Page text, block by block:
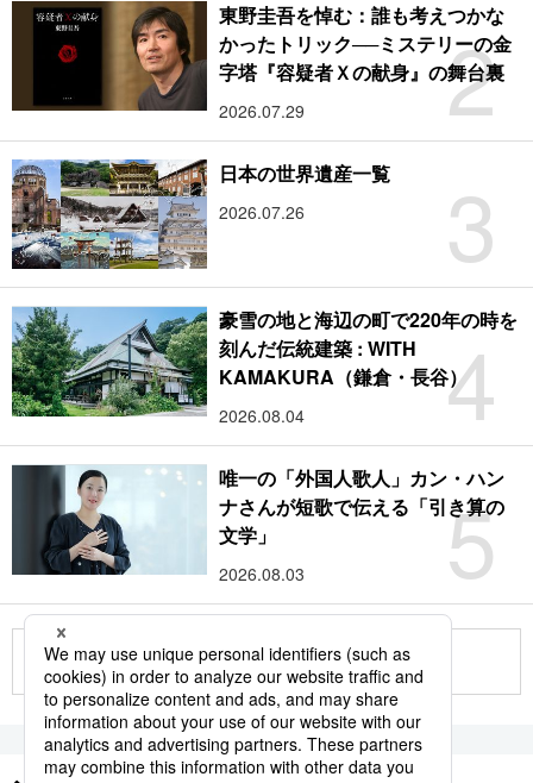
2
東野圭吾を悼む：誰も考えつかな
かったトリック──ミステリーの金
字塔『容疑者Ｘの献身』の舞台裏
2026.07.29
3
日本の世界遺産一覧
2026.07.26
4
豪雪の地と海辺の町で220年の時を
刻んだ伝統建築 : WITH
KAMAKURA（鎌倉・長谷）
2026.08.04
5
唯一の「外国人歌人」カン・ハン
ナさんが短歌で伝える「引き算の
文学」
2026.08.03
もっと見る